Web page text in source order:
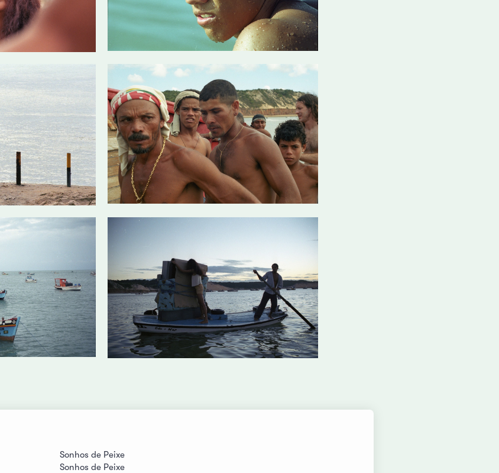
Sonhos de Peixe
Sonhos de Peixe